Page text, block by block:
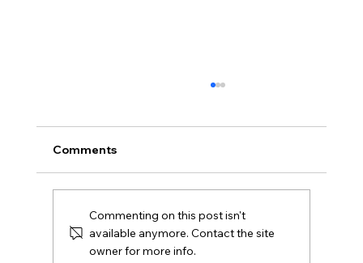
Comments
Commenting on this post isn't
available anymore. Contact the site
owner for more info.